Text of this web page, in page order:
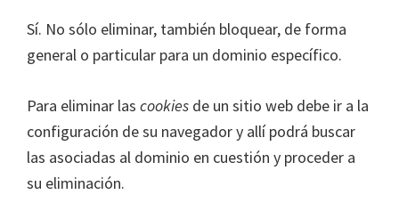
Sí. No sólo eliminar, también bloquear, de forma
general o particular para un dominio específico.
Para eliminar las cookies de un sitio web debe ir a la
configuración de su navegador y allí podrá buscar
las asociadas al dominio en cuestión y proceder a
su eliminación.